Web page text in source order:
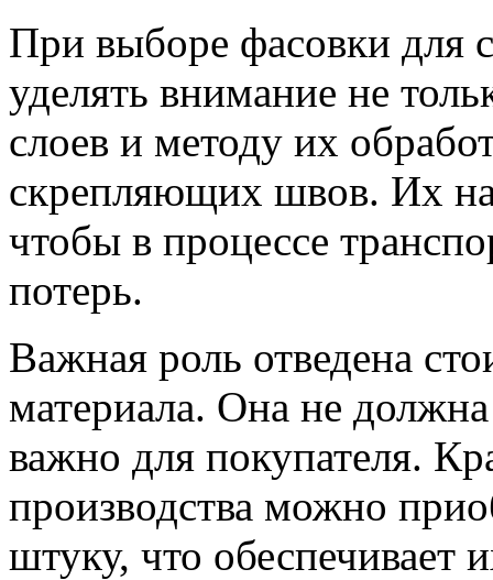
При выборе фасовки для
уделять внимание не
слоев и методу их
скрепляющих швов. Их
чтобы в процессе
потерь.
Важная роль отведена
материала. Она не должна
важно для покупателя.
производства можно
штуку, что обеспечивает